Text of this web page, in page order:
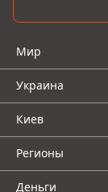
Мир
Украина
Киев
Регионы
Деньги